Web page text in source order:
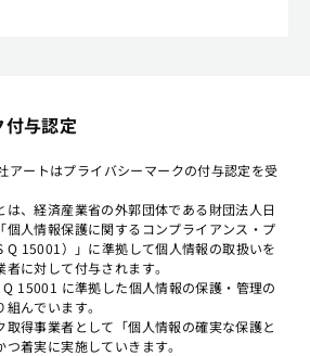
付与認定
アートはプライバシーマークの付与認定を受
は、経済産業省の外郭団体である財団法人日
個人情報保護に関するコンプライアンス・プ
Q 15001）」に準拠して個人情報の取扱いを
に対して付与されます。
15001 に準拠した個人情報の保護・管理の
んでいます。
得事業者として「個人情報の確実な保護と
着実に実施していきます。